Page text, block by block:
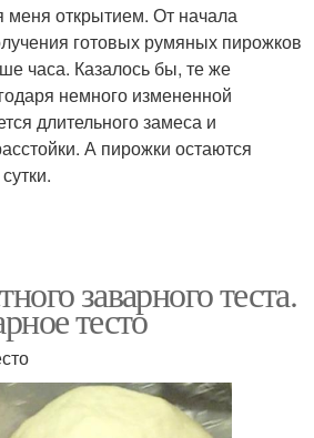
меня открытием. От начала
готовых румяных пирожков
часа. Казалось бы, те же
немного изменeнной
длительного замеса и
А пирожки остаются
заварного теста.
тесто